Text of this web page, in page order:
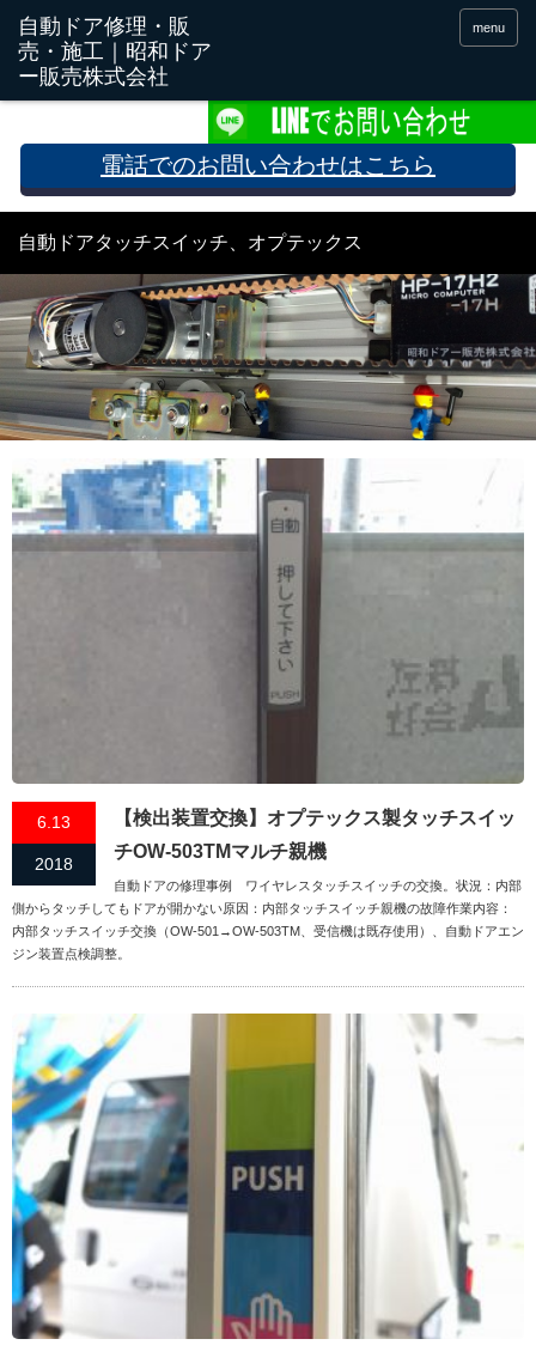
menu
電話でのお問い合わせはこちら
自動ドアタッチスイッチ、オプテックス
6.13
2018
【検出装置交換】オプテックス製タッチスイッ
チOW-503TMマルチ親機
自動ドアの修理事例 ワイヤレスタッチスイッチの交換。状況：内部
側からタッチしてもドアが開かない原因：内部タッチスイッチ親機の故障作業内容：
内部タッチスイッチ交換（OW-501→OW-503TM、受信機は既存使用）、自動ドアエン
ジン装置点検調整。